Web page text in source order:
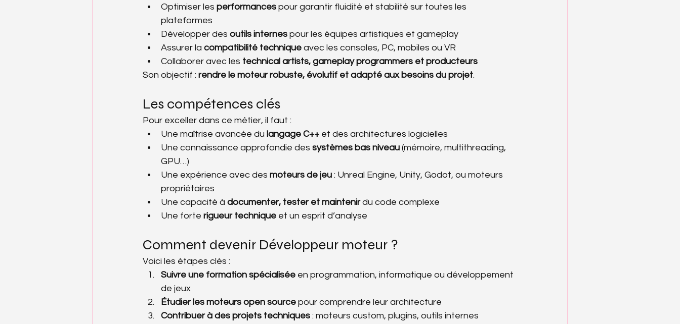
Optimiser les performances pour garantir fluidité et stabilité sur toutes les
plateformes
Développer des outils internes pour les équipes artistiques et gameplay
Assurer la compatibilité technique avec les consoles, PC, mobiles ou VR
Collaborer avec les technical artists, gameplay programmers et producteurs
Son objectif : rendre le moteur robuste, évolutif et adapté aux besoins du projet.
Les compétences clés
Pour exceller dans ce métier, il faut :
Une maîtrise avancée du langage C++ et des architectures logicielles
Une connaissance approfondie des systèmes bas niveau (mémoire, multithreading,
GPU…)
Une expérience avec des moteurs de jeu : Unreal Engine, Unity, Godot, ou moteurs
propriétaires
Une capacité à documenter, tester et maintenir du code complexe
Une forte rigueur technique et un esprit d’analyse
Comment devenir Développeur moteur ?
Voici les étapes clés :
Suivre une formation spécialisée en programmation, informatique ou développement
de jeux
Étudier les moteurs open source pour comprendre leur architecture
Contribuer à des projets techniques : moteurs custom, plugins, outils internes